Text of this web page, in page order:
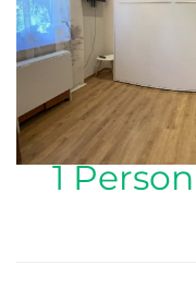
1 Person